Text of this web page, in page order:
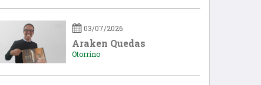
03/07/2026
Araken Quedas
Otorrino